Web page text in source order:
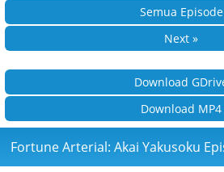
Semua Episode
Next »
Download
Download MP4
Fortune Arterial: Akai Yakusoku